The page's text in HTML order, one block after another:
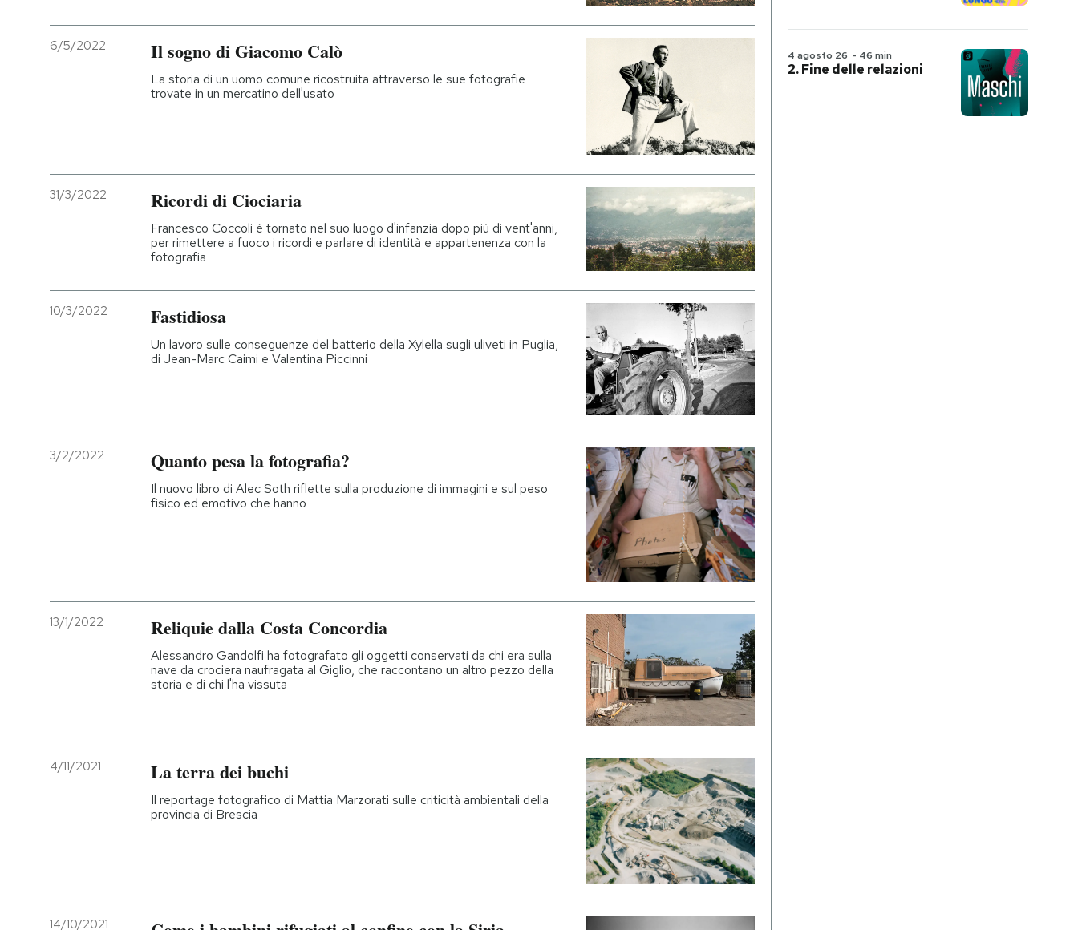
6/5/2022 Il sogno di Giacomo Calò
La storia di un uomo comune ricostruita attraverso le sue fotografie
trovate in un mercatino dell'usato
31/3/2022 Ricordi di Ciociaria
Francesco Coccoli è tornato nel suo luogo d'infanzia dopo più di vent'anni,
per rimettere a fuoco i ricordi e parlare di identità e appartenenza con la
fotografia
10/3/2022 Fastidiosa
Un lavoro sulle conseguenze del batterio della Xylella sugli uliveti in Puglia,
di Jean-Marc Caimi e Valentina Piccinni
3/2/2022 Quanto pesa la fotografia?
Il nuovo libro di Alec Soth riflette sulla produzione di immagini e sul peso
fisico ed emotivo che hanno
13/1/2022 Reliquie dalla Costa Concordia
Alessandro Gandolfi ha fotografato gli oggetti conservati da chi era sulla
nave da crociera naufragata al Giglio, che raccontano un altro pezzo della
storia e di chi l'ha vissuta
4/11/2021 La terra dei buchi
Il reportage fotografico di Mattia Marzorati sulle criticità ambientali della
provincia di Brescia
14/10/2021
4 agosto 26 - 46 min
2. Fine delle relazioni